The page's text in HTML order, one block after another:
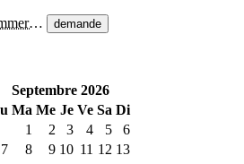
demande
Septembre 2026
Ma Me Je Ve Sa Di
1
2 3 4 5
6
7
8 9 10 11 12 13